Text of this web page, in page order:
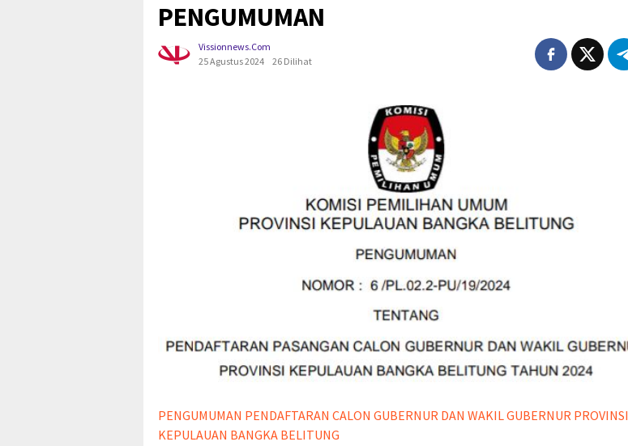
PENGUMUMAN
Vissionnews.com
25 Agustus 2024
26 Dilihat
PENGUMUMAN PENDAFTARAN CALON GUBERNUR DAN WAKIL GUBERNUR PROVINSI
KEPULAUAN BANGKA BELITUNG